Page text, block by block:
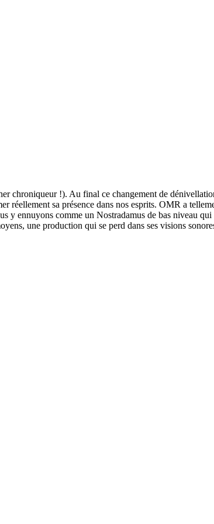
chroniqueur !). Au final ce changement de
sa présence dans nos esprits. OMR a
ennuyons comme un Nostradamus de bas niveau qui
une production qui se perd dans ses visions